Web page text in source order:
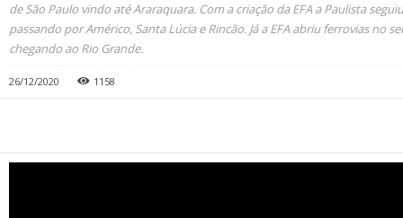
de São Paulo vindo até Araraquara. Com a criação da EFA a Paulista
passando por Américo, Santa Lúcia e Rincão. Já a EFA abriu ferrovias no
chegando ao Rio Grande.
26/12/2020 1158